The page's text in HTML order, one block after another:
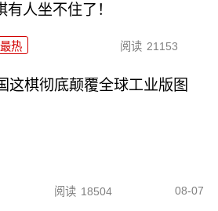
有人坐不住了！
最热 阅读 21153
这棋彻底颠覆全球工业版图
阅读 18504 08-07